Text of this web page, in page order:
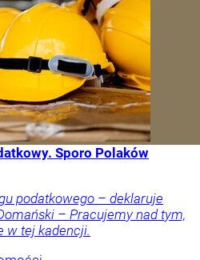
Sporo Polaków
podatkowego – deklaruje
– Pracujemy nad tym,
w tej kadencji.